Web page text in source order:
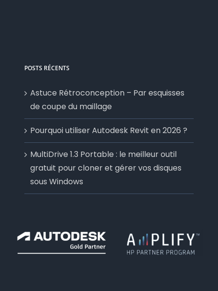
POSTS RÉCENTS
Astuce Rétroconception – Par esquisses
de coupe du maillage
Pourquoi utiliser Autodesk Revit en 2026 ?
MultiDrive 1.3 Portable : le meilleur outil
gratuit pour cloner et gérer vos disques
sous Windows